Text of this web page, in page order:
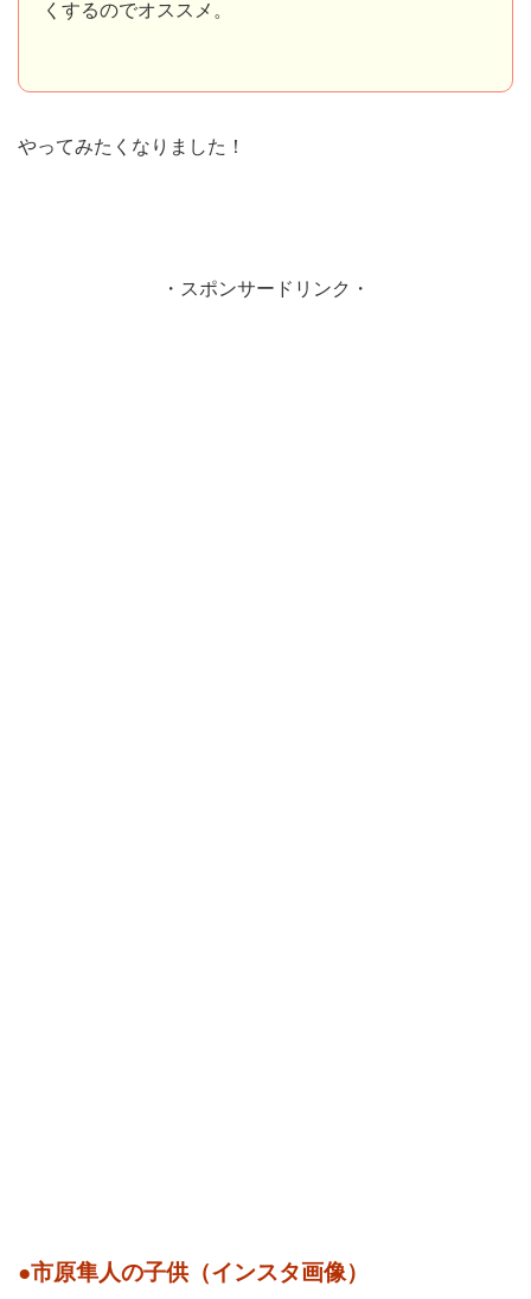
くするのでオススメ。
やってみたくなりました！
・スポンサードリンク・
●市原隼人の子供（インスタ画像）